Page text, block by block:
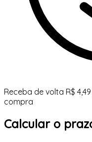
Receba de volta R$
compra
Calcular o